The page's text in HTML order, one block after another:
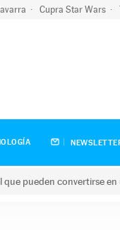
Cupra Star Wars
que pueden convertirse